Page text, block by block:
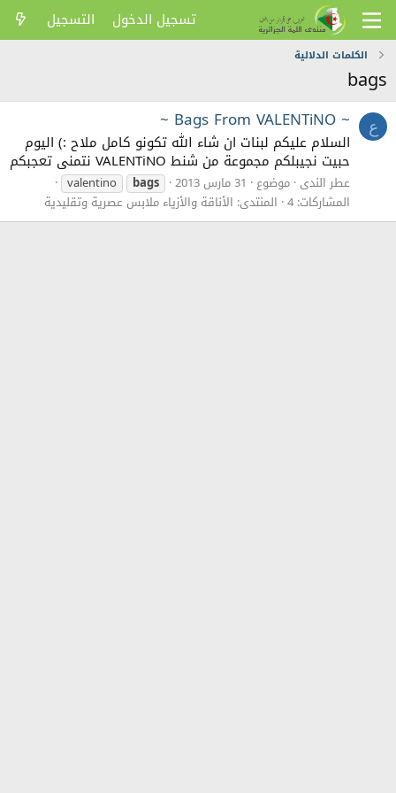
تسجيل الدخول التسجيل
الكلمات الدلالية
bags
ع ~ Bags From VALENTiNO ~
السلام عليكم لبنات ان شاء الله تكونو كامل ملاح :) اليوم
حبيت نجيبلكم مجموعة من شنط VALENTiNO نتمنى تعجبكم
عطر الندى موضوع 31 مارس 2013 bags
valentino
المشاركات: 4
المنتدى: الأناقة والأزياء ملابس عصرية وتقليدية